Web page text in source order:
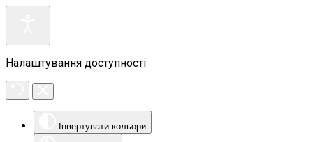
Налаштування доступності
Інвертувати кольори